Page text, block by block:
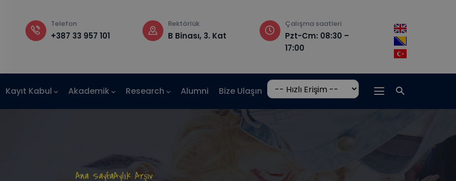
Telefon
+387 33 957 101
Rektörlük
B Binası, 3. Kat
Çalışma saatleri
Pzt-Cm: 08:30 –
17:00
Adres
Hrasnička
15, 71210 Ilidža
Kayıt Kabul Akademik Research Alumni Bize Ulaşın
Sayfa
Ana SayfaAylık Arşiv